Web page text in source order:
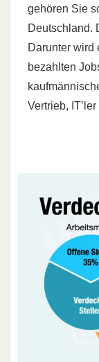
gehören Sie
Deutschland.
Darunter wird
bezahlten
Vertrieb,